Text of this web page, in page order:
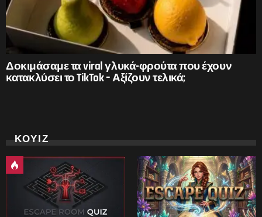
Δοκιμάσαμε τα viral γλυκά-φρούτα που έχουν
κατακλύσει το TikTok – Αξίζουν τελικά;
ΚΟΥΙΖ